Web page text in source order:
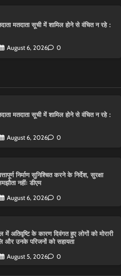
मतदाता सूची में शामिल होने से वंचित न रहे :
August 6, 2026 0
मतदाता सूची में शामिल होने से वंचित न रहे :
August 6, 2026 0
निर्माण सुनिश्चित करने के निर्देश, सुरक्षा
नहींः डीएम
August 6, 2026 0
अतिवृष्टि के कारण दिवंगत हुए लोगों को मोरारी
और उनके परिजनों को सहायता
August 5, 2026 0